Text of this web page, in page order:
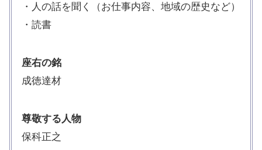
・人の話を聞く（お仕事内容、地域の歴史など）
・読書
座右の銘
成徳達材
尊敬する人物
保科正之